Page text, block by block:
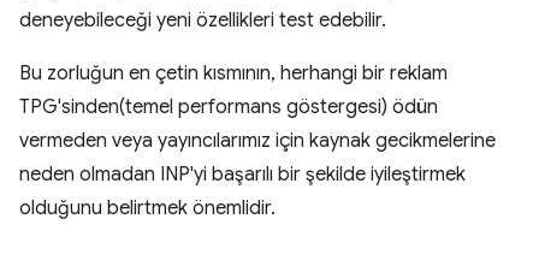
deneyebileceği yeni özellikleri test edebilir.
Bu zorluğun en çetin kısmının, herhangi bir reklam
TPG'sinden(temel performans göstergesi) ödün
vermeden veya yayıncılarımız için kaynak gecikmelerine
neden olmadan INP'yi başarılı bir şekilde iyileştirmek
olduğunu belirtmek önemlidir.